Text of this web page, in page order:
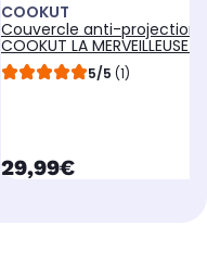
COOKUT
Couvercle anti-projection
COOKUT LA MERVEILLEUSE INOX
20CM - PASSION
5/5 (1)
currentPrice
29,99€